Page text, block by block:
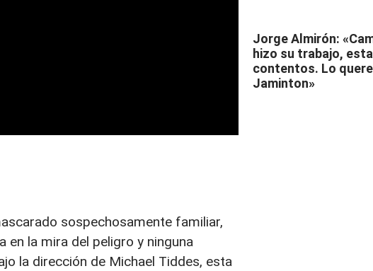
sospechosamente familiar,
en la mira del peligro y ninguna
la dirección de Michael Tiddes, esta
Jorge Almirón:
hizo su trabajo,
contentos. Lo
Jaminton»